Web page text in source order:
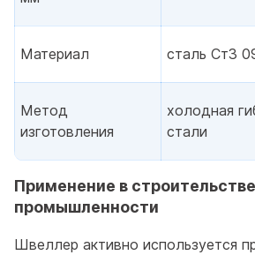
Материал сталь Ст3
Метод
изготовления
холодная
стали
Применение в
промышленности
Швеллер активно используется